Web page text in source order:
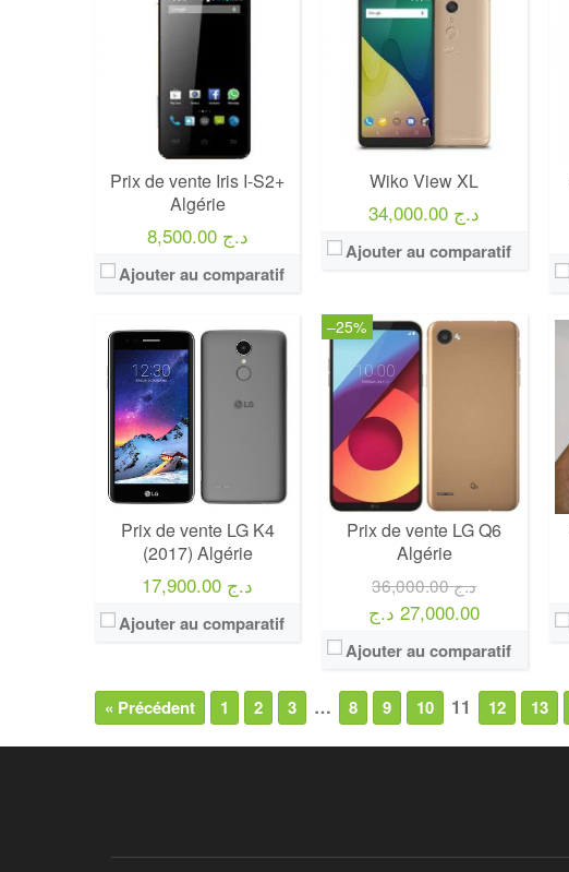
Prix de vente Iris I-S2+
Algérie
8,500.00 د.ج
Ajouter au comparatif
Wiko View XL
34,000.00 د.ج
Ajouter au comparatif
Prix de vente LG K4
(2017) Algérie
17,900.00 د.ج
Ajouter au comparatif
–25%
Prix de vente LG Q6
Algérie
36,000.00 د.ج
27,000.00 د.ج
Ajouter au comparatif
« Précédent 1 2 3 … 8 9 10 11 12 13